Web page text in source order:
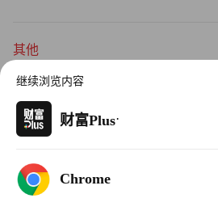
其他
杂志订阅
隐私政策
Copyright © 2026财富媒体知识产权有限公司
版权所有，未经书面许可，任何机构不得转载
继续浏览内容
财富Plus·
Chrome